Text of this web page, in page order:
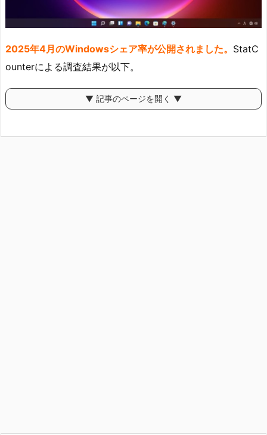
2025年4月のWindowsシェア率が公開されました。 StatC
ounterによる調査結果が以下。
▼ 記事のページを開く ▼